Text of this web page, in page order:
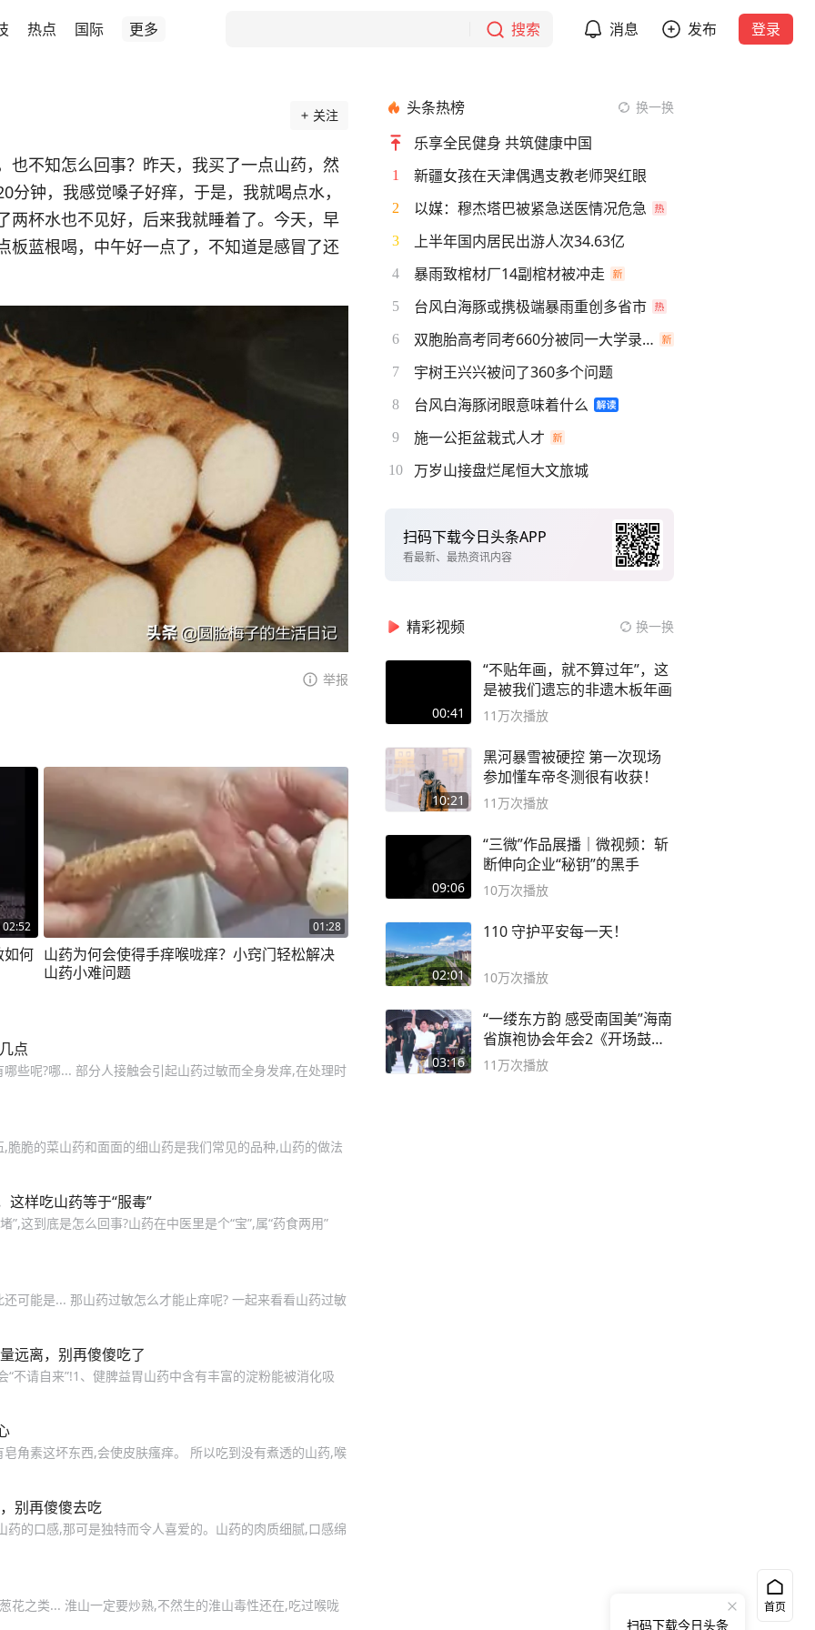
热点 国际 更多 搜索 消息 发布 登录
关注
也不知怎么回事？昨天，我买了一点山药，然
钟，我感觉嗓子好痒，于是，我就喝点水，
两杯水也不见好，后来我就睡着了。今天，早
板蓝根喝，中午好一点了，不知道是感冒了还
举报
02:52
如何
01:28
山药为何会使得手痒喉咙痒？小窍门轻松解决
山药小难问题
点
些呢?哪... 部分人接触会引起山药过敏而全身发痒,在处理时
脆的菜山药和面面的细山药是我们常见的品种,山药的做法
样吃山药等于“服毒”
这到底是怎么回事?山药在中医里是个“宝”,属“药食两用”
可能是... 那山药过敏怎么才能止痒呢? 一起来看看山药过敏
远离，别再傻傻吃了
不请自来”!1、健脾益胃山药中含有丰富的淀粉能被消化吸
角素这坏东西,会使皮肤瘙痒。 所以吃到没有煮透的山药,喉
别再傻傻去吃
的口感,那可是独特而令人喜爱的。山药的肉质细腻,口感绵
花之类... 淮山一定要炒熟,不然生的淮山毒性还在,吃过喉咙
头条热榜 换一换
乐享全民健身 共筑健康中国
1 新疆女孩在天津偶遇支教老师哭红眼
2 以媒：穆杰塔巴被紧急送医情况危急
3 上半年国内居民出游人次34.63亿
4 暴雨致棺材厂14副棺材被冲走
5 台风白海豚或携极端暴雨重创多省市
6 双胞胎高考同考660分被同一大学录取
7 宇树王兴兴被问了360多个问题
8 台风白海豚闭眼意味着什么
9 施一公拒盆栽式人才
10 万岁山接盘烂尾恒大文旅城
扫码下载今日头条APP
看最新、最热资讯内容
精彩视频 换一换
00:41
“不贴年画，就不算过年”，这
是被我们遗忘的非遗木板年画
11万次播放
10:21
黑河暴雪被硬控 第一次现场
参加懂车帝冬测很有收获！
11万次播放
09:06
“三微”作品展播｜微视频：斩
断伸向企业“秘钥”的黑手
10万次播放
02:01
110 守护平安每一天！
10万次播放
03:16
“一缕东方韵 感受南国美”海南
省旗袍协会年会2《开场鼓》
二团
11万次播放
首页
扫码下载今日头条